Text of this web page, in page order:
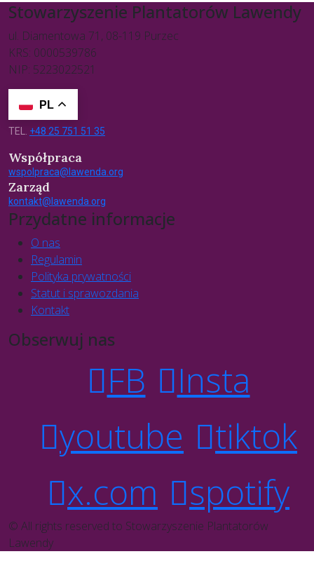
Stowarzyszenie Plantatorów Lawendy
ul. Diamentowa 71, 08-119 Purzec
KRS: 0000539786
NIP: 5223022521
PL
TEL. +48 25 751 51 35
Współpraca
wspolpraca@lawenda.org
Zarząd
kontakt@lawenda.org
Przydatne informacje
O nas
Regulamin
Polityka prywatności
Statut i sprawozdania
Kontakt
Obserwuj nas
FB
Insta
youtube
tiktok
x.com
spotify
© All rights reserved to Stowarzyszenie Plantatorów
Lawendy